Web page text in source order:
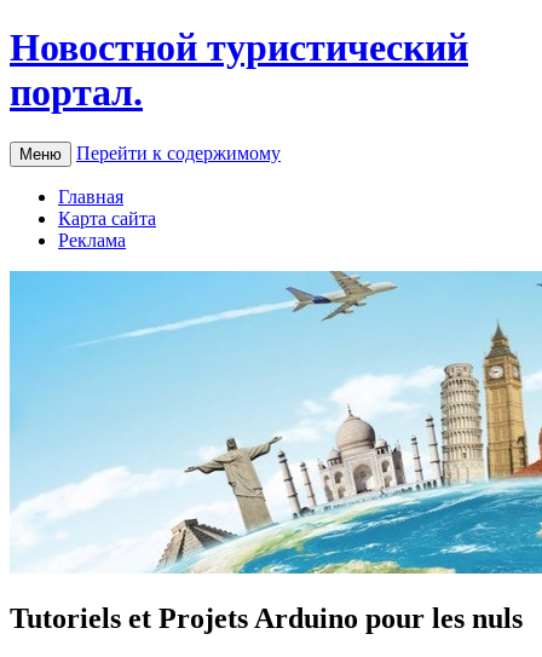
Новостной туристический
портал.
Меню Перейти к содержимому
Главная
Карта сайта
Реклама
Tutoriels et Projets Arduino pour les nuls